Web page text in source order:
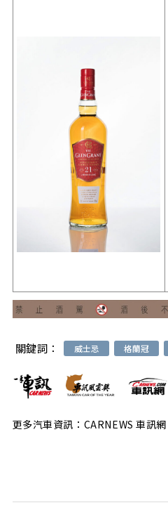
關鍵詞： 威士忌 格蘭冠
更多汽車資訊：CARNEWS 車訊網